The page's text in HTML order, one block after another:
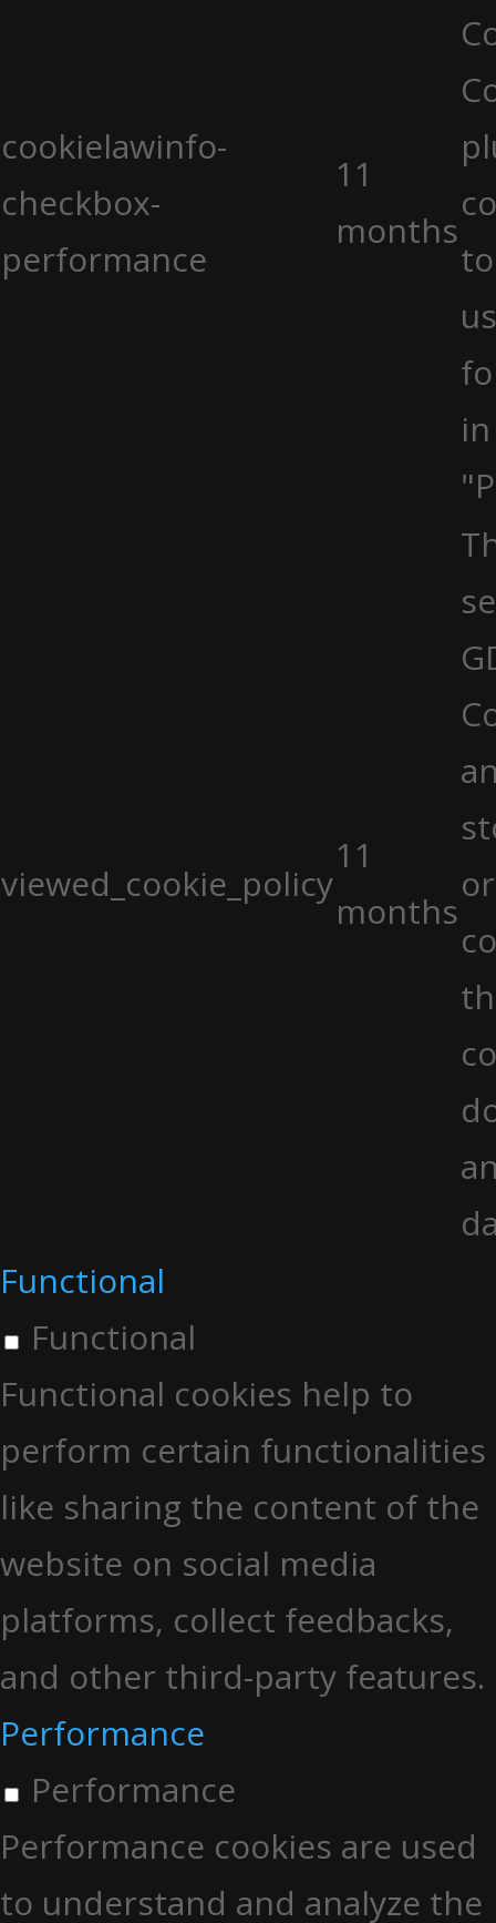
cookielawinfo-
checkbox-
performance
11
months
viewed_cookie_policy
11
months
Functional
Functional
Functional cookies help to
perform certain functionalities
like sharing the content of the
website on social media
platforms, collect feedbacks,
and other third-party features.
Performance
Performance
Performance cookies are used
to understand and analyze the